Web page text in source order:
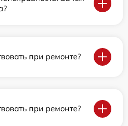
при ремонте?
при ремонте?